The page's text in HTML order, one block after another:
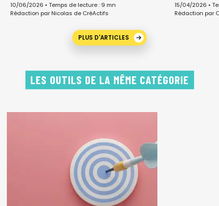
10/06/2026 • Temps de lecture : 9 mn
Rédaction par Nicolas de CréActifs
15/04/2026 •
Rédaction par
PLUS D'ARTICLES
LES OUTILS DE LA MÊME CATÉGORIE